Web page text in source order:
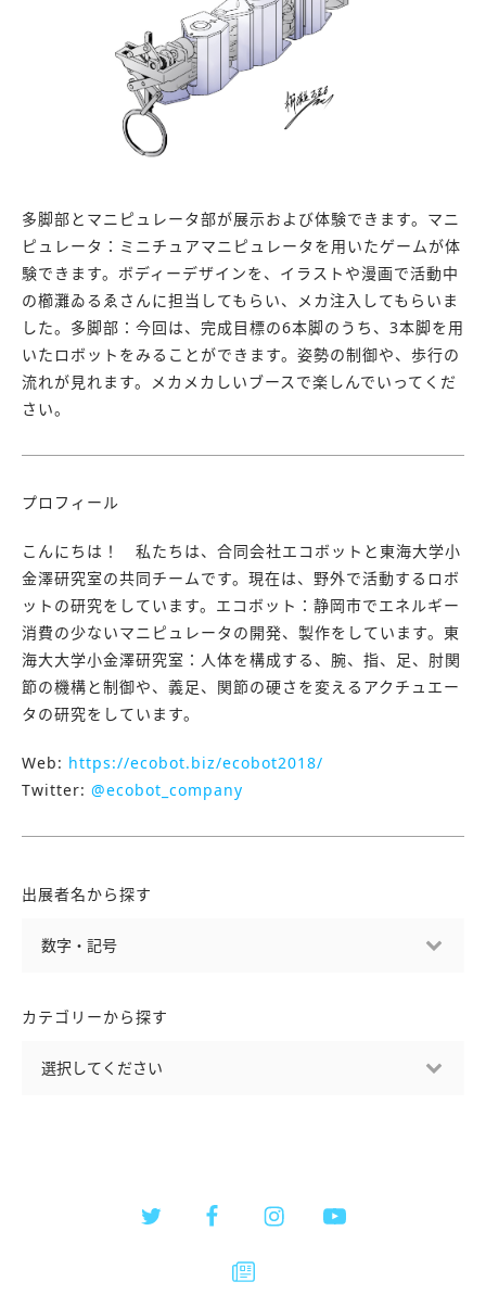
多脚部とマニピュレータ部が展示および体験できます。マニ
ピュレータ：ミニチュアマニピュレータを用いたゲームが体
験できます。ボディーデザインを、イラストや漫画で活動中
の櫛灘ゐるゑさんに担当してもらい、メカ注入してもらいま
した。多脚部：今回は、完成目標の6本脚のうち、3本脚を用
いたロボットをみることができます。姿勢の制御や、歩行の
流れが見れます。メカメカしいブースで楽しんでいってくだ
さい。
プロフィール
こんにちは！ 私たちは、合同会社エコボットと東海大学小
金澤研究室の共同チームです。現在は、野外で活動するロボ
ットの研究をしています。エコボット：静岡市でエネルギー
消費の少ないマニピュレータの開発、製作をしています。東
海大大学小金澤研究室：人体を構成する、腕、指、足、肘関
節の機構と制御や、義足、関節の硬さを変えるアクチュエー
タの研究をしています。
Web: https://ecobot.biz/ecobot2018/
Twitter: @ecobot_company
出展者名から探す
カテゴリーから探す